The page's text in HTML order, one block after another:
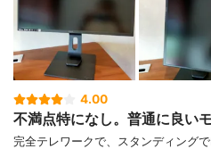
4.00
不満点特になし。普通に良い
完全テレワークで、スタンディング